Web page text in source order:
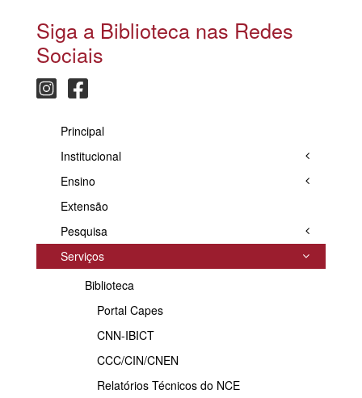
Siga a Biblioteca nas Redes
Sociais
Principal
Institucional
Ensino
Extensão
Pesquisa
Serviços
Biblioteca
Portal Capes
CNN-IBICT
CCC/CIN/CNEN
Relatórios Técnicos do NCE